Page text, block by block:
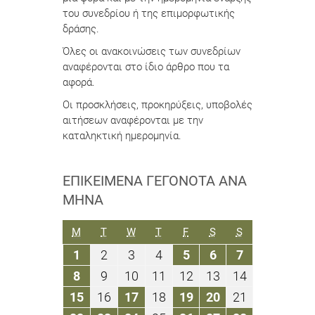
του συνεδρίου ή της επιμορφωτικής
δράσης.
Όλες οι ανακοινώσεις των συνεδρίων
αναφέρονται στο ίδιο άρθρο που τα
αφορά.
Οι προσκλήσεις, προκηρύξεις, υποβολές
αιτήσεων αναφέρονται με την
καταληκτική ημερομηνία.
ΕΠΙΚΕΊΜΕΝΑ ΓΕΓΟΝΌΤΑ ΑΝΆ
ΜΉΝΑ
M ΔΕΥΤΈΡΑ
TΤΡΊΤΗ
WΤΕΤΆΡΤΗ
TΠΈΜΠΤΗ
FΠΑΡΑΣΚΕΥΉ
SΣΆΒΒΑΤΟ
SΚΥΡΙΑΚΉ
1
Μαρτίου
2021
2
Μαρτίου
2021
3
Μαρτίου
2021
44
Μαρτίου
2021
55
Μαρτίου
2021
66
Μαρτίου
2021
77
Μαρτίου
2021
88
Μαρτίου
2021
9
Μαρτίου
2021
10
Μαρτίου
2021
11
Μαρτίου
2021
1212
Μαρτίου
2021
1313
Μαρτίου
2021
1414
2021
1515
Μαρτίου
16
Μαρτίου
1717
Μαρτίου
18
Μαρτίου
1919
Μαρτίου
2020
Μαρτίου
21
Μαρτίου